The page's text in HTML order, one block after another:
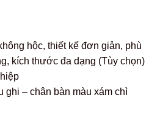
hộc, thiết kế đơn giản, phù
kích thước đa dạng (Tùy chọn)
ghi – chân bàn màu xám chì